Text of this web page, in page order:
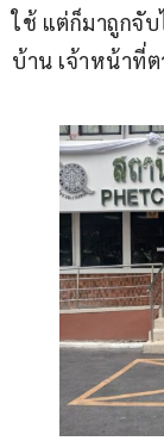
ใช้ แต่ก็มาถูกจับ
บ้าน เจ้าหน้าที่